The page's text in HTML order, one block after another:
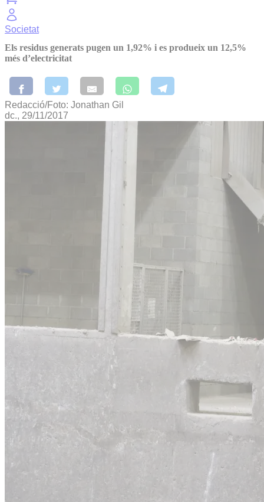
Societat
Els residus generats pugen un 1,92% i es produeix un 12,5%
més d’electricitat
Redacció/Foto: Jonathan Gil
dc., 29/11/2017